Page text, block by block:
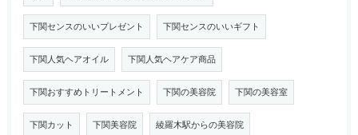
下関センスのいいプレゼント 下関センスのいいギフト
下関人気ヘアオイル 下関人気ヘアケア商品
下関おすすめトリートメント 下関の美容院 下関の美容室
下関カット 下関美容院 綾羅木駅からの美容院